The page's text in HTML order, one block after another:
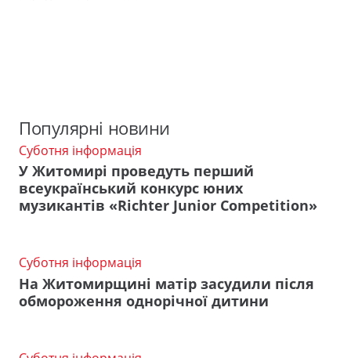
Популярні новини
Суботня інформація
У Житомирі проведуть перший
всеукраїнський конкурс юних
музикантів «Richter Junior Competition»
Суботня інформація
На Житомирщині матір засудили після
обмороження однорічної дитини